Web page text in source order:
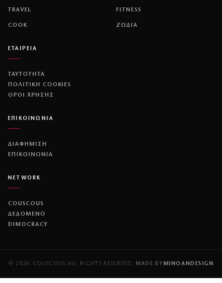
TRAVEL FITNESS
COOK ΖΩΔΙΑ
ΕΤΑΙΡΕΙΑ
ΤΑΥΤΟΤΗΤΑ
ΠΟΛΙΤΙΚΉ COOKIES
ΌΡΟΙ ΧΡΉΣΗΣ
ΕΠΙΚΟΙΝΩΝΙΑ
ΔΙΑΦΗΜΙΣΗ
ΕΠΙΚΟΙΝΩΝΙΑ
NETWORK
COUSCOUS
ΔΕΔΟΜΕΝΟ
DIMOCRACY
© 2026 COUSCOUS ALL RIGHTS RESERVED. MADE BY MINOANDESIGN